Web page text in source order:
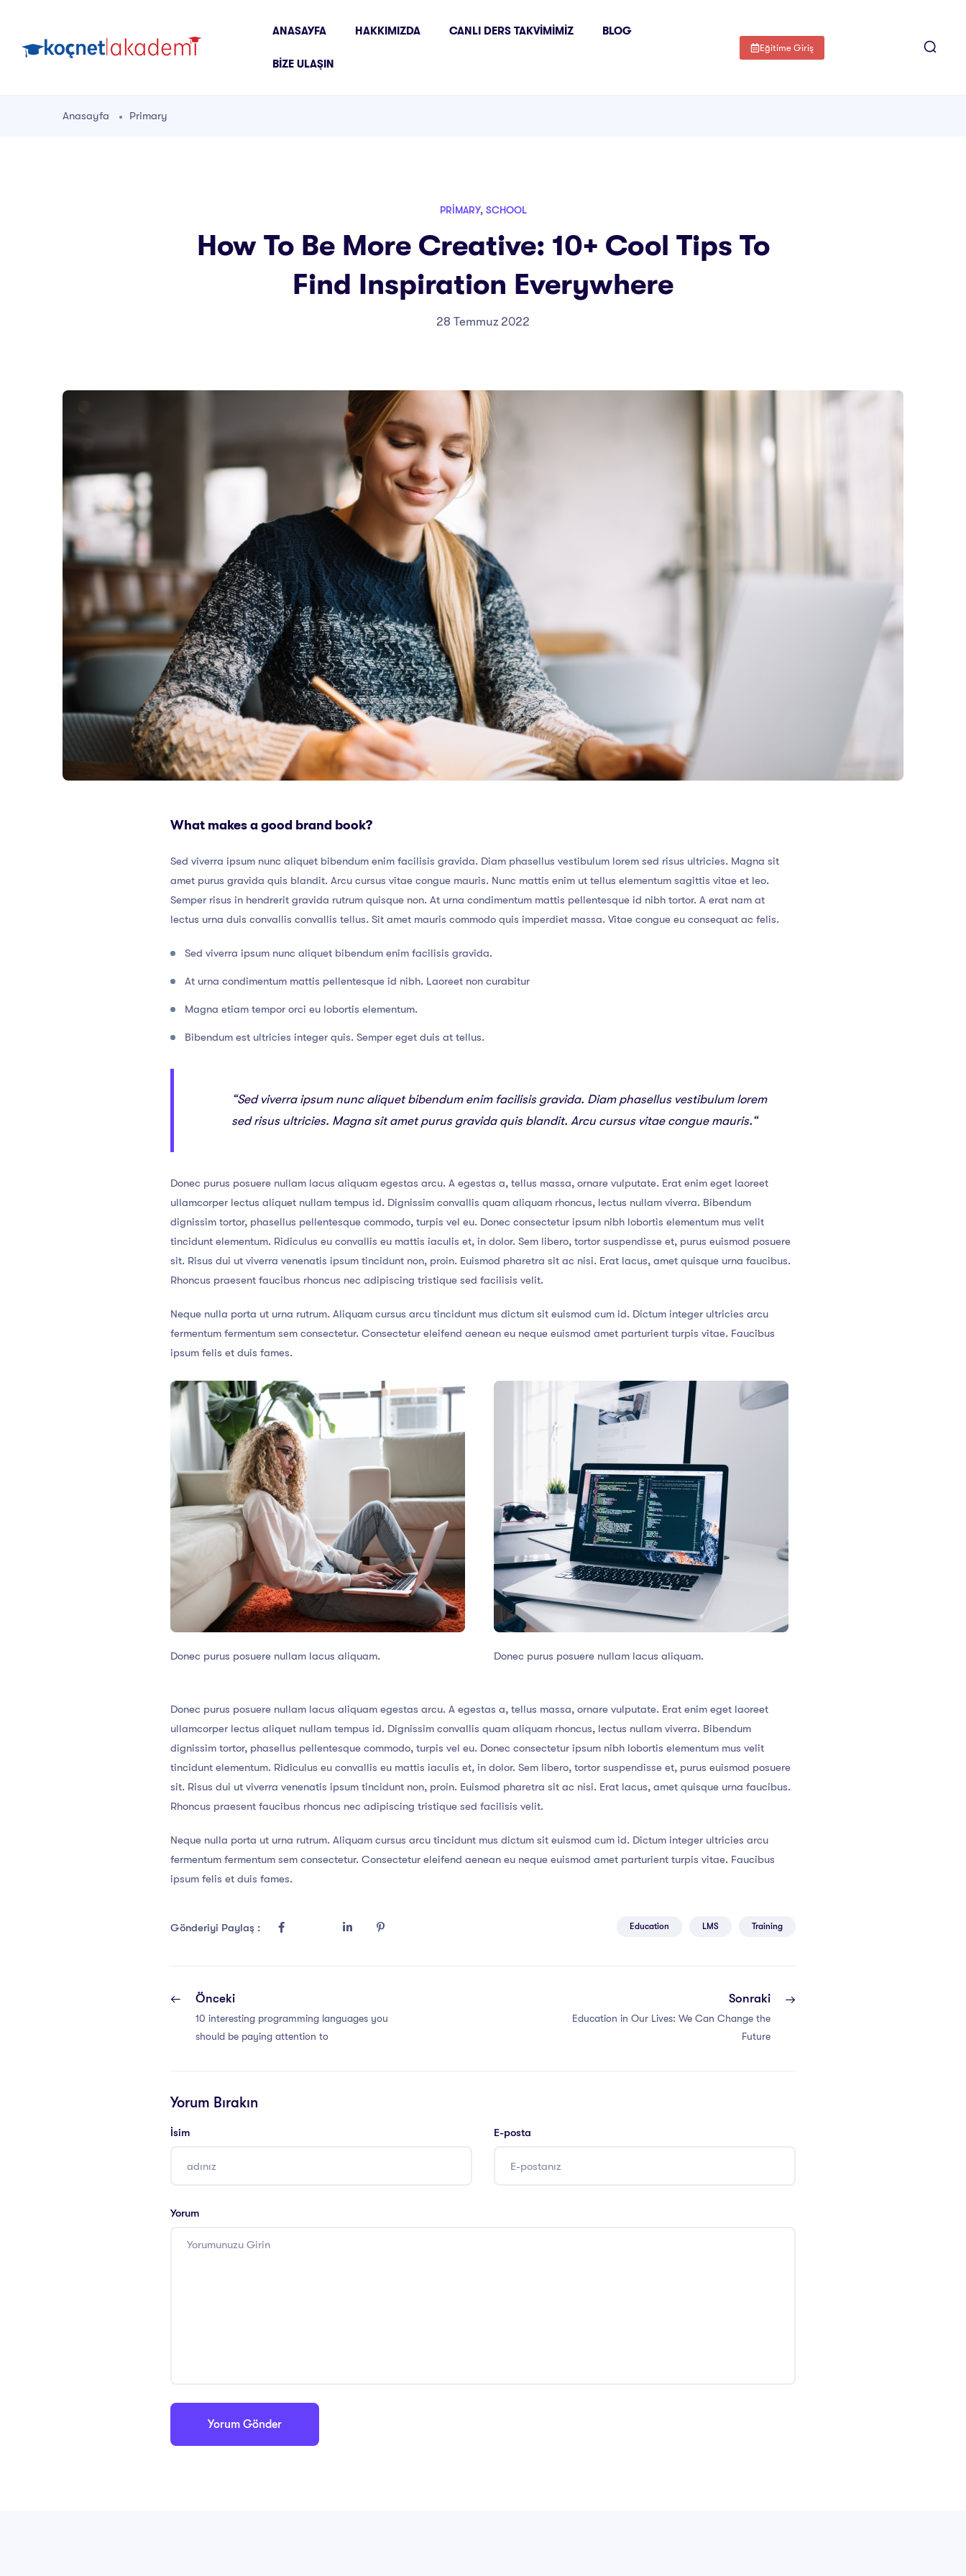
ANASAYFA HAKKIMIZDA CANLI DERS TAKVIMIMIZ BLOG
BIZE ULAŞIN
Eğitime Giriş
Anasayfa Primary
PRIMARY, SCHOOL
How To Be More Creative: 10+ Cool Tips To
Find Inspiration Everywhere
28 Temmuz 2022
What makes a good brand book?
Sed viverra ipsum nunc aliquet bibendum enim facilisis gravida. Diam phasellus vestibulum lorem sed risus ultricies. Magna sit
amet purus gravida quis blandit. Arcu cursus vitae congue mauris. Nunc mattis enim ut tellus elementum sagittis vitae et leo.
Semper risus in hendrerit gravida rutrum quisque non. At urna condimentum mattis pellentesque id nibh tortor. A erat nam at
lectus urna duis convallis convallis tellus. Sit amet mauris commodo quis imperdiet massa. Vitae congue eu consequat ac felis.
Sed viverra ipsum nunc aliquet bibendum enim facilisis gravida.
At urna condimentum mattis pellentesque id nibh. Laoreet non curabitur
Magna etiam tempor orci eu lobortis elementum.
Bibendum est ultricies integer quis. Semper eget duis at tellus.
“Sed viverra ipsum nunc aliquet bibendum enim facilisis gravida. Diam phasellus vestibulum lorem
sed risus ultricies. Magna sit amet purus gravida quis blandit. Arcu cursus vitae congue mauris.“
Donec purus posuere nullam lacus aliquam egestas arcu. A egestas a, tellus massa, ornare vulputate. Erat enim eget laoreet
ullamcorper lectus aliquet nullam tempus id. Dignissim convallis quam aliquam rhoncus, lectus nullam viverra. Bibendum
dignissim tortor, phasellus pellentesque commodo, turpis vel eu. Donec consectetur ipsum nibh lobortis elementum mus velit
tincidunt elementum. Ridiculus eu convallis eu mattis iaculis et, in dolor. Sem libero, tortor suspendisse et, purus euismod posuere
sit. Risus dui ut viverra venenatis ipsum tincidunt non, proin. Euismod pharetra sit ac nisi. Erat lacus, amet quisque urna faucibus.
Rhoncus praesent faucibus rhoncus nec adipiscing tristique sed facilisis velit.
Neque nulla porta ut urna rutrum. Aliquam cursus arcu tincidunt mus dictum sit euismod cum id. Dictum integer ultricies arcu
fermentum fermentum sem consectetur. Consectetur eleifend aenean eu neque euismod amet parturient turpis vitae. Faucibus
ipsum felis et duis fames.
Donec purus posuere nullam lacus aliquam. Donec purus posuere nullam lacus aliquam.
Donec purus posuere nullam lacus aliquam egestas arcu. A egestas a, tellus massa, ornare vulputate. Erat enim eget laoreet
ullamcorper lectus aliquet nullam tempus id. Dignissim convallis quam aliquam rhoncus, lectus nullam viverra. Bibendum
dignissim tortor, phasellus pellentesque commodo, turpis vel eu. Donec consectetur ipsum nibh lobortis elementum mus velit
tincidunt elementum. Ridiculus eu convallis eu mattis iaculis et, in dolor. Sem libero, tortor suspendisse et, purus euismod posuere
sit. Risus dui ut viverra venenatis ipsum tincidunt non, proin. Euismod pharetra sit ac nisi. Erat lacus, amet quisque urna faucibus.
Rhoncus praesent faucibus rhoncus nec adipiscing tristique sed facilisis velit.
Neque nulla porta ut urna rutrum. Aliquam cursus arcu tincidunt mus dictum sit euismod cum id. Dictum integer ultricies arcu
fermentum fermentum sem consectetur. Consectetur eleifend aenean eu neque euismod amet parturient turpis vitae. Faucibus
ipsum felis et duis fames.
Gönderiyi Paylaş : Education LMS Training
Önceki
10 interesting programming languages you
should be paying attention to
Sonraki
Education in Our Lives: We Can Change the
Future
Yorum Bırakın
İsim E-posta
Yorum